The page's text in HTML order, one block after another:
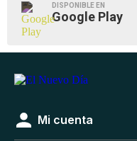
DISPONIBLE EN
Google Play
Mi cuenta